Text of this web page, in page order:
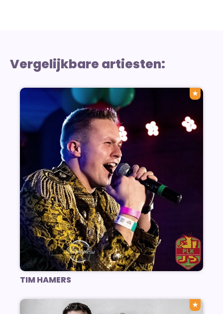
Vergelijkbare artiesten:
★
TIM HAMERS
★